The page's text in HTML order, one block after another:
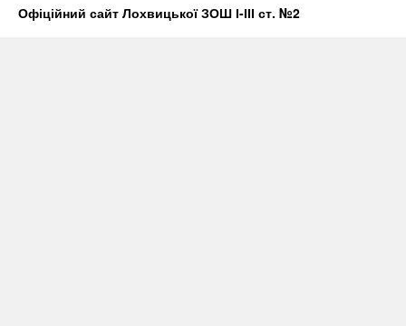
Офіційний сайт Лохвицької ЗОШ І-ІІІ ст. №2